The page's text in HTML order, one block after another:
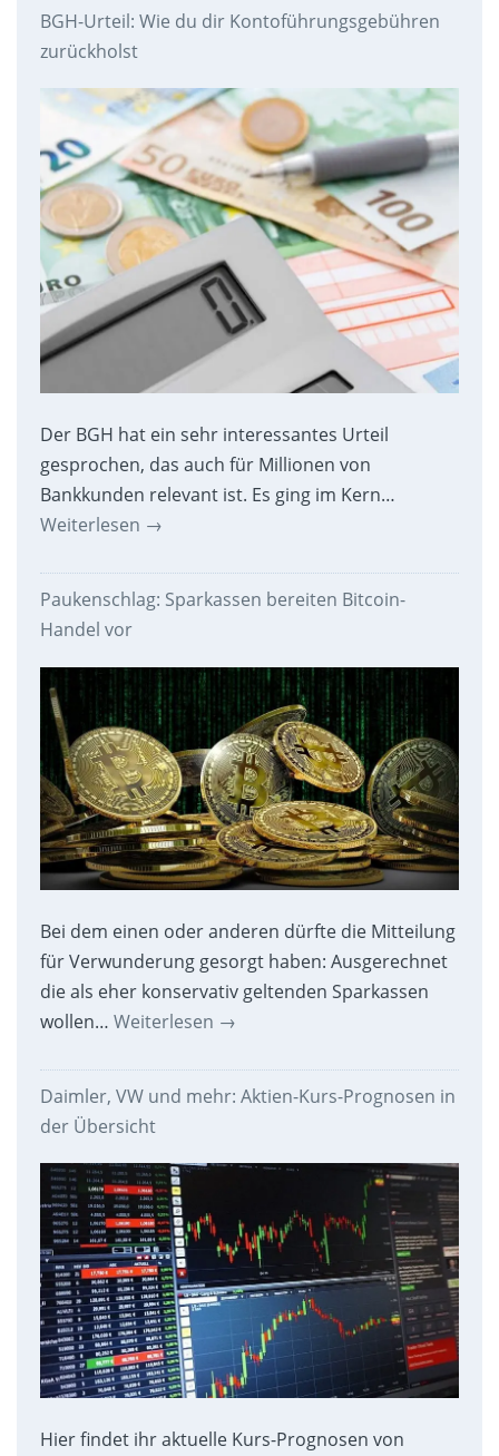
BGH-Urteil: Wie du dir Kontoführungsgebühren
zurückholst
Der BGH hat ein sehr interessantes Urteil
gesprochen, das auch für Millionen von
Bankkunden relevant ist. Es ging im Kern…
Weiterlesen →
Paukenschlag: Sparkassen bereiten Bitcoin-
Handel vor
Bei dem einen oder anderen dürfte die Mitteilung
für Verwunderung gesorgt haben: Ausgerechnet
die als eher konservativ geltenden Sparkassen
wollen… Weiterlesen →
Daimler, VW und mehr: Aktien-Kurs-Prognosen in
der Übersicht
Hier findet ihr aktuelle Kurs-Prognosen von